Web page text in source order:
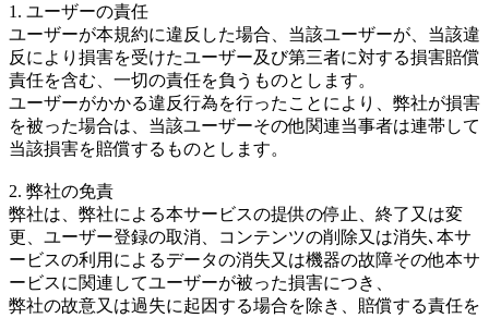
1. ユーザーの責任
ユーザーが本規約に違反した場合、当該ユーザーが、当該違
反により損害を受けたユーザー及び第三者に対する損害賠償
責任を含む、一切の責任を負うものとします。
ユーザーがかかる違反行為を行ったことにより、弊社が損害
を被った場合は、当該ユーザーその他関連当事者は連帯して
当該損害を賠償するものとします。
2. 弊社の免責
弊社は、弊社による本サービスの提供の停止、終了又は変
更、ユーザー登録の取消、コンテンツの削除又は消失､本サ
ービスの利用によるデータの消失又は機器の故障その他本サ
ービスに関連してユーザーが被った損害につき、
弊社の故意又は過失に起因する場合を除き、賠償する責任を